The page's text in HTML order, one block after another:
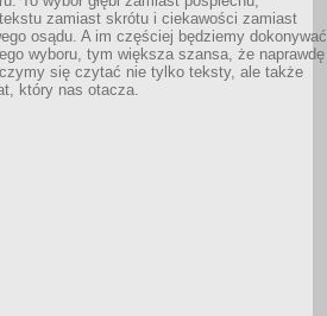
zamiast skrótu i ciekawości zamiast
osądu. A im częściej będziemy dokonywać
wyboru, tym większa szansa, że naprawdę
się czytać nie tylko teksty, ale także
który nas otacza.